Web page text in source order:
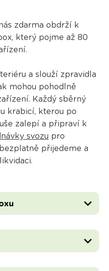
zdarma obdrží k
který pojme až 80
a slouží zpravidla
mohou pohodlně
Každý sběrný
krabicí, kterou po
zalepí a připraví k
svozu pro
přijedeme a